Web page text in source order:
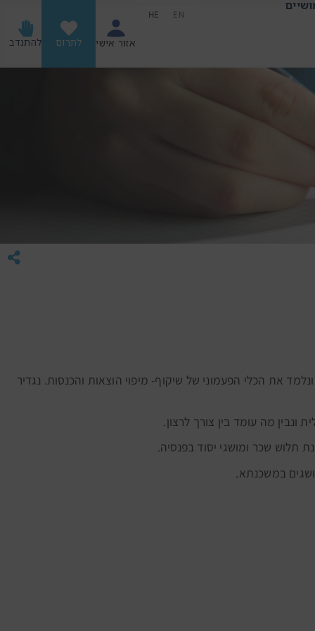
EN
HE
אזור אישי לתרום להתנדב
את הכלי הפעמוני של שיקוף- מיפוי הוצאות והכנסות. נגדיר